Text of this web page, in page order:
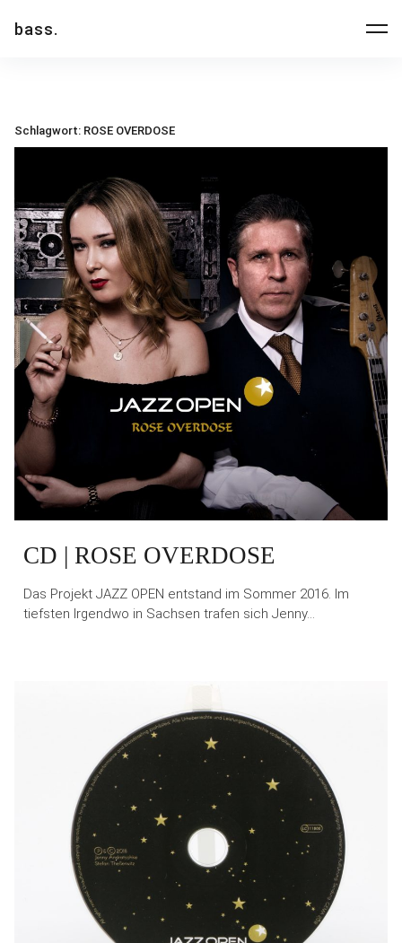
überspringen
bass.
Schlagwort: ROSE OVERDOSE
CD | ROSE OVERDOSE
Das Projekt JAZZ OPEN entstand im Sommer 2016. Im
tiefsten Irgendwo in Sachsen trafen sich Jenny…